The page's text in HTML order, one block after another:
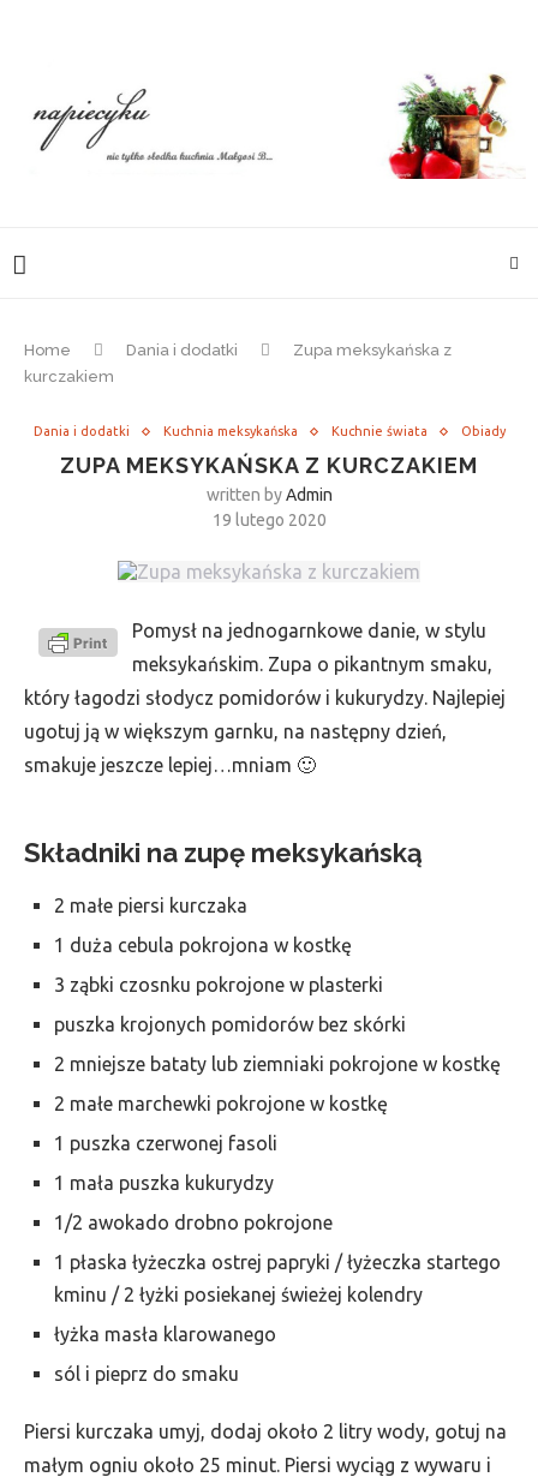
Home Dania i dodatki
Zupa meksykańska z
kurczakiem
Dania i dodatki Kuchnia meksykańska Kuchnie świata Obiady
ZUPA MEKSYKAŃSKA Z KURCZAKIEM
written byAdmin
19 lutego 2020
Pomysł na jednogarnkowe danie, w stylu
meksykańskim. Zupa o pikantnym smaku,
który łagodzi słodycz pomidorów i kukurydzy. Najlepiej
ugotuj ją w większym garnku, na następny dzień,
smakuje jeszcze lepiej…mniam 🙂
Składniki na zupę meksykańską
2 małe piersi kurczaka
1 duża cebula pokrojona w kostkę
3 ząbki czosnku pokrojone w plasterki
puszka krojonych pomidorów bez skórki
2 mniejsze bataty lub ziemniaki pokrojone w kostkę
2 małe marchewki pokrojone w kostkę
1 puszka czerwonej fasoli
1 mała puszka kukurydzy
1/2 awokado drobno pokrojone
1 płaska łyżeczka ostrej papryki / łyżeczka startego
kminu / 2 łyżki posiekanej świeżej kolendry
łyżka masła klarowanego
sól i pieprz do smaku
Piersi kurczaka umyj, dodaj około 2 litry wody, gotuj na
małym ogniu około 25 minut. Piersi wyciąg z wywaru i